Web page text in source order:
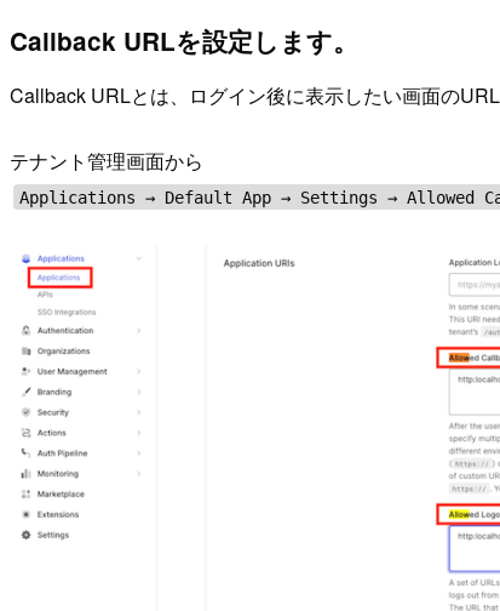
Callback URLを設定します。
Callback URLとは、ログイン後に表示したい画面の
テナント管理画面から
Applications → Default App → Settings → Allowed